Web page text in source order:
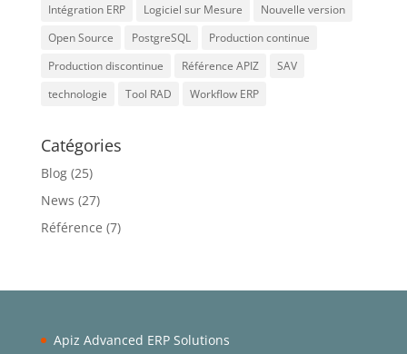
Intégration ERP
Logiciel sur Mesure
Nouvelle version
Open Source
PostgreSQL
Production continue
Production discontinue
Référence APIZ
SAV
technologie
Tool RAD Workflow ERP
Catégories
Blog(25)
News (27)
Référence (7)
Apiz Advanced ERP Solutions